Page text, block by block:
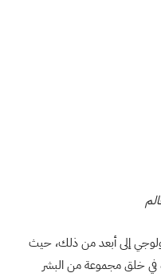
إلى أبعد من ذلك، حيث
في خلق مجموعة من البشر